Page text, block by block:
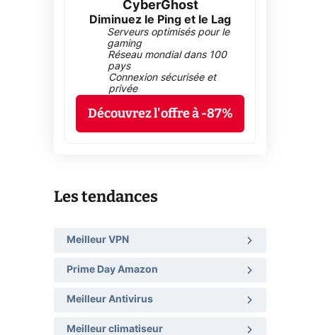
CyberGhost
Diminuez le Ping et le Lag
Serveurs optimisés pour le
gaming
Réseau mondial dans 100
pays
Connexion sécurisée et
privée
Découvrez l'offre à -87%
Les tendances
Meilleur VPN
Prime Day Amazon
Meilleur Antivirus
Meilleur climatiseur